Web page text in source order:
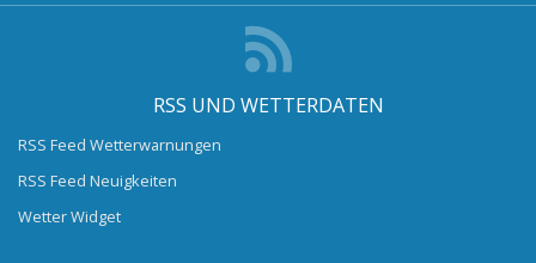
RSS UND WETTERDATEN
RSS Feed Wetterwarnungen
RSS Feed Neuigkeiten
Wetter Widget